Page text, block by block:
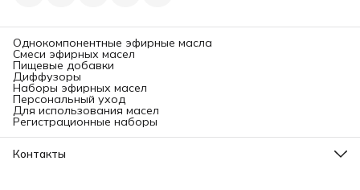
Однокомпонентные эфирные масла
Смеси эфирных масел
Пищевые добавки
Диффузоры
Наборы эфирных масел
Персональный уход
Для использования масел
Регистрационные наборы
Контакты